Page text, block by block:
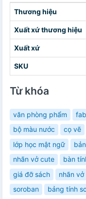
Thương hiệu
Xuất xứ thương hiệu
Xuất xứ
SKU
Từ khóa
văn phòng phẩm
bộ màu nước
cọ vẽ
lớp học mật ngữ
nhãn vở cute
bàn
giá đỡ sách
nhãn vở
soroban
bảng tính